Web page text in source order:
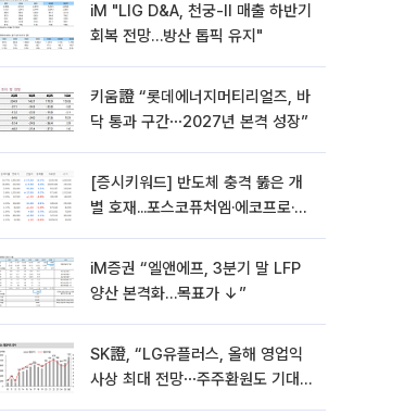
iM "LIG D&A, 천궁-II 매출 하반기
회복 전망…방산 톱픽 유지"
키움證 “롯데에너지머티리얼즈, 바
닥 통과 구간⋯2027년 본격 성장”
[증시키워드] 반도체 충격 뚫은 개
별 호재...포스코퓨처엠·에코프로·한
iM증권 “엘앤에프, 3분기 말 LFP
양산 본격화…목표가 ↓”
SK證, “LG유플러스, 올해 영업익
사상 최대 전망⋯주주환원도 기대